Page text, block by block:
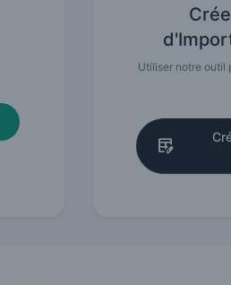
Utiliser notre outil